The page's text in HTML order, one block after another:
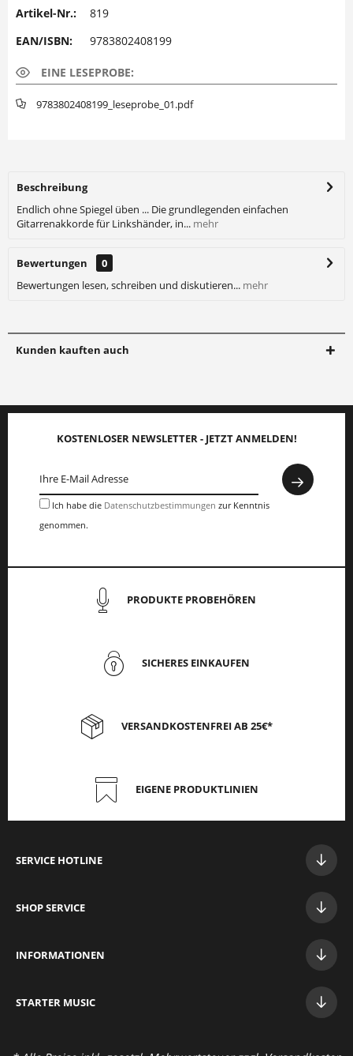
Artikel-Nr.:
819
EAN/ISBN:
9783802408199
EINE LESEPROBE:
9783802408199_leseprobe_01.pdf
Beschreibung
Endlich ohne Spiegel üben ... Die grundlegenden einfachen
Gitarrenakkorde für Linkshänder, in... mehr
Bewertungen
0
Bewertungen lesen, schreiben und diskutieren... mehr
Kunden kauften auch
KOSTENLOSER NEWSLETTER - JETZT ANMELDEN!
Ich habe die Datenschutzbestimmungen zur Kenntnis
genommen.
PRODUKTE PROBEHÖREN
SICHERES EINKAUFEN
VERSANDKOSTENFREI AB 25€*
EIGENE PRODUKTLINIEN
SERVICE HOTLINE
SHOP SERVICE
INFORMATIONEN
STARTER MUSIC